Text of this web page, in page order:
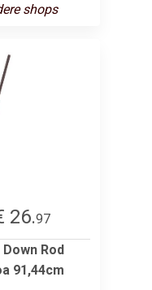
shops
26.97
Rod
91,44cm